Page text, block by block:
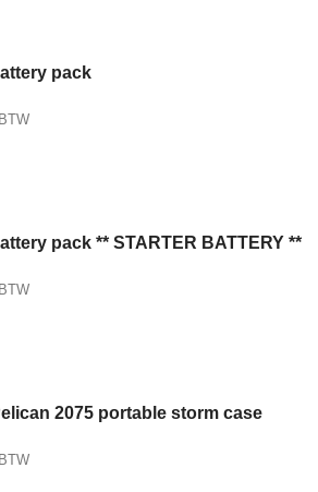
pack
pack ** STARTER BATTERY **
2075 portable storm case